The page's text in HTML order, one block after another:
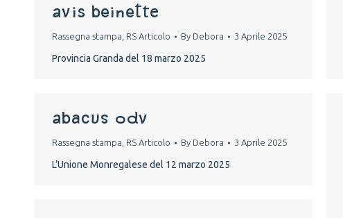
avis beinette
Rassegna stampa RS Articolo By Debora 3 Aprile 2025
Provincia Granda del 18 marzo 2025
abacus odv
Rassegna stampa RS Articolo By Debora 3 Aprile 2025
L’Unione Monregalese del 12 marzo 2025